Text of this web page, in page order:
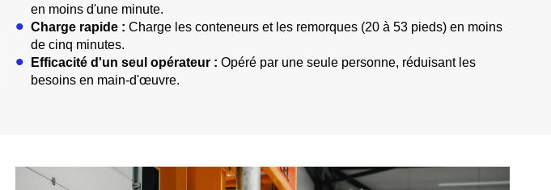
en moins d'une minute.
Charge rapide : Charge les conteneurs et les remorques (20 à 53 pieds) en moins
de cinq minutes.
Efficacité d'un seul opérateur : Opéré par une seule personne, réduisant les
besoins en main-d'œuvre.